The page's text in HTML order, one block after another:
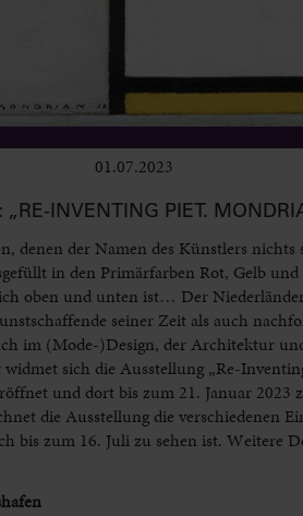
01.07.2023
„RE-INVENTING PIET.
denen der Namen des Künstlers
in den Primärfarben Rot, Gelb
oben und unten ist… Der
seiner Zeit als auch
im (Mode-)Design, der Architektur
sich die Ausstellung „Re-
und dort bis zum 21. Januar 2023
die Ausstellung die verschiedenen
bis zum 16. Juli zu sehen ist. Weitere